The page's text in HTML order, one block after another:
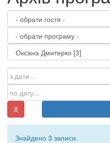
X
Знайдено 3 записи.